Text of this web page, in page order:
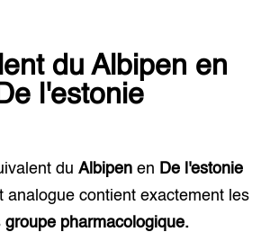
du Albipen en
De l'estonie
du Albipen en De l'estonie
analogue contient exactement les
groupe pharmacologique.